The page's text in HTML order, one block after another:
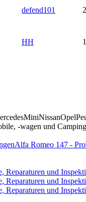
defend101
HH
MiniNissanOpel
-wagen und
Alfa Romeo 147 -
Reparaturen und
Reparaturen und
Reparaturen und